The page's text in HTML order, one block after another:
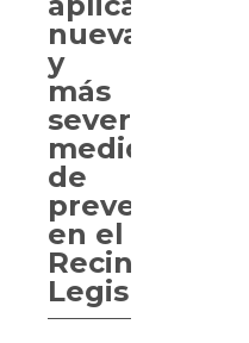
nuevas
y
más
severas
medidas
de
prevención
en el
Recinto
Legislativo.